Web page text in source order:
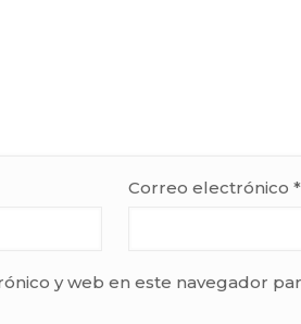
Correo electrónico*
y web en este navegador